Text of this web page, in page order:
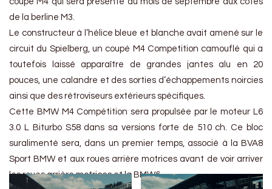
de la berline M3.
Le constructeur à l’hélice bleue et blanche avait amené sur le
circuit du Spielberg, un coupé M4 Competition camouflé qui a
toutefois laissé apparaître de grandes jantes alu en 20
pouces, une calandre et des sorties d’échappements noircies
ainsi que des rétroviseurs extérieurs spécifiques.
Cette BMW M4 Compétition sera propulsée par le moteur L6
3.0 L Biturbo S58 dans sa versions forte de 510 ch. Ce bloc
suralimenté sera, dans un premier temps, associé à la BVA8
Sport BMW et aux roues arrière motrices avant de voir arriver
les roues arrière motrices et la BMW6.